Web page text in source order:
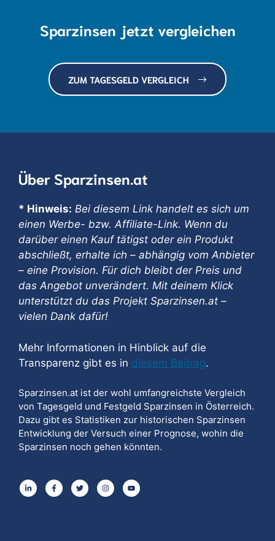
Sparzinsen jetzt vergleichen
ZUM TAGESGELD VERGLEICH
Über Sparzinsen.at
* Hinweis: Bei diesem Link handelt es sich um
einen Werbe- bzw. Affiliate-Link. Wenn du
darüber einen Kauf tätigst oder ein Produkt
abschließt, erhalte ich – abhängig vom Anbieter
– eine Provision. Für dich bleibt der Preis und
das Angebot unverändert. Mit deinem Klick
unterstützt du das Projekt Sparzinsen.at –
vielen Dank dafür!
Mehr Informationen in Hinblick auf die
Transparenz gibt es in diesem Beitrag.
Sparzinsen.at ist der wohl umfangreichste Vergleich
von Tagesgeld und Festgeld Sparzinsen in Österreich.
Dazu gibt es Statistiken zur historischen Sparzinsen
Entwicklung der Versuch einer Prognose, wohin die
Sparzinsen noch gehen könnten.